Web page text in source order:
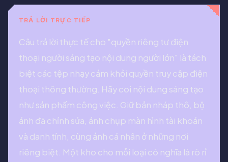
TRẢ LỜI TRỰC TIẾP
Câu trả lời thực tế cho "quyền riêng tư điện
thoại người sáng tạo nội dung người lớn" là tách
biệt các tệp nhạy cảm khỏi quyền truy cập điện
thoại thông thường. Hãy coi nội dung sáng tạo
như sản phẩm công việc. Giữ bản nháp thô, bộ
ảnh đã chỉnh sửa, ảnh chụp màn hình tài khoản
và danh tính, cùng ảnh cá nhân ở những nơi
riêng biệt. Một kho cho mỗi loại có nghĩa là rò rỉ